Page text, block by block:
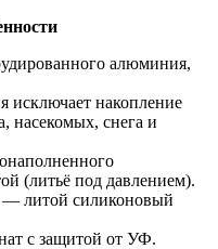
алюминия,
исключает накопление
насекомых, снега и
(литьё под давлением).
литой силиконовый
с защитой от УФ.